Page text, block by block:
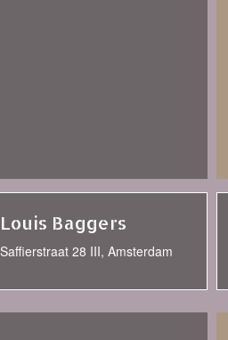
Louis Baggers
Saffierstraat 28 III, Amsterdam